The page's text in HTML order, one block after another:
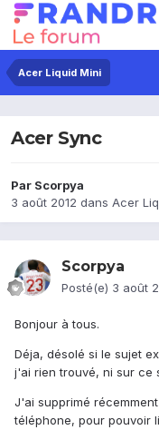
Acer Liquid Mini
Acer Sync
Par Scorpya
3 août 2012 dans Acer
Scorpya
Posté(e) 3 août
Bonjour à tous.
Déja, désolé si le sujet
j'ai rien trouvé, ni sur ce
J'ai supprimé
téléphone, pour pouvoir